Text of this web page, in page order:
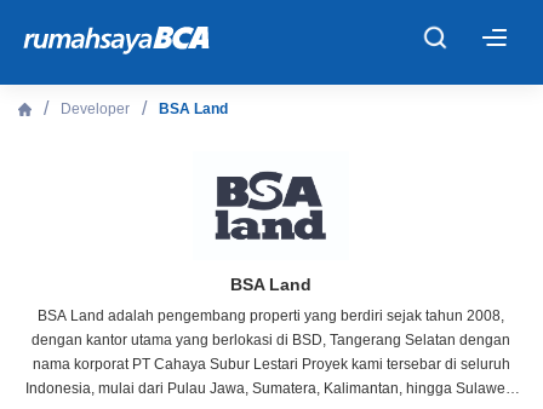
Rekanan
Developer BSA Land
BSA Land
BSA Land adalah pengembang properti yang berdiri sejak tahun 2008,
dengan kantor utama yang berlokasi di BSD, Tangerang Selatan dengan
nama korporat PT Cahaya Subur Lestari Proyek kami tersebar di seluruh
Indonesia, mulai dari Pulau Jawa, Sumatera, Kalimantan, hingga Sulawesi